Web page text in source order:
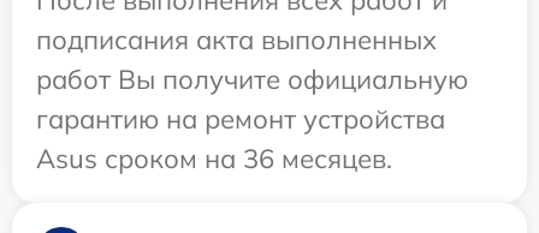
подписания акта выполненных
работ Вы получите официальную
гарантию на ремонт устройства
Asus сроком на 36 месяцев.